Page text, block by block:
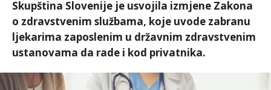
Skupština Slovenije je usvojila izmjene Zakona
o zdravstvenim službama, koje uvode zabranu
ljekarima zaposlenim u državnim zdravstvenim
ustanovama da rade i kod privatnika.